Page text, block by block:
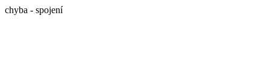
chyba - spojení